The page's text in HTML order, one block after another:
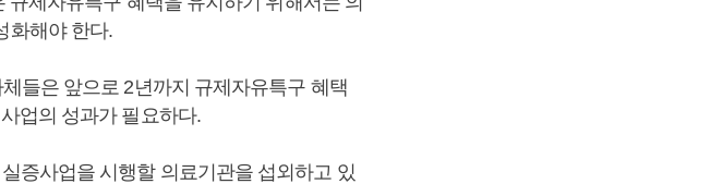
화해야 한다.
들은 앞으로 2년까지 규제자유특구 혜택
업의 성과가 필요하다.
증사업을 시행할 의료기관을 섭외하고 있